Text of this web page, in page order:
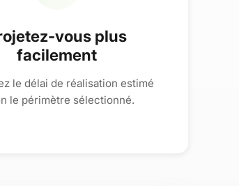
vous plus
facilement
le délai de réalisation estimé
le périmètre sélectionné.